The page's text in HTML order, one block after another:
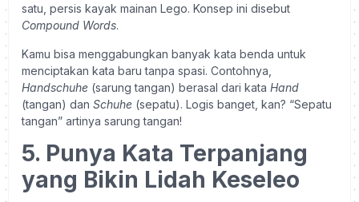
satu, persis kayak mainan Lego. Konsep ini disebut
Compound Words.
Kamu bisa menggabungkan banyak kata benda untuk
menciptakan kata baru tanpa spasi. Contohnya,
Handschuhe (sarung tangan) berasal dari kata Hand
(tangan) dan Schuhe (sepatu). Logis banget, kan? “Sepatu
tangan” artinya sarung tangan!
5. Punya Kata Terpanjang
yang Bikin Lidah Keseleo